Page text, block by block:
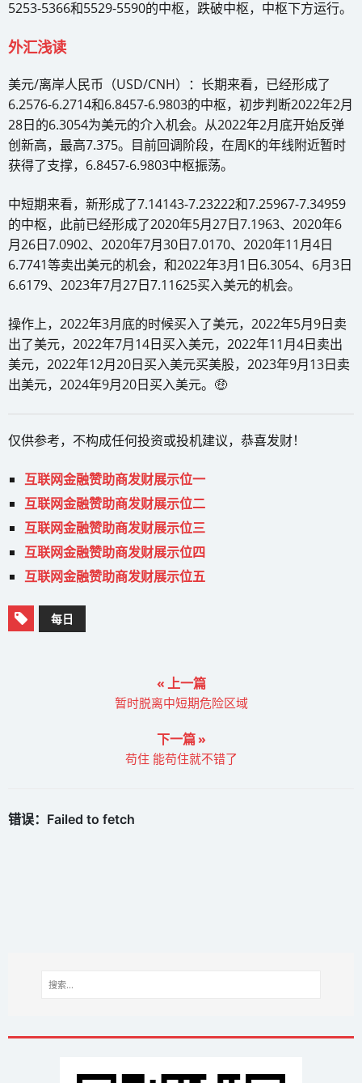
5253-5366和5529-5590的中枢，跌破中枢，中枢下方运行。
外汇浅读
美元/离岸人民币（USD/CNH）：长期来看，已经形成了
6.2576-6.2714和6.8457-6.9803的中枢，初步判断2022年2月
28日的6.3054为美元的介入机会。从2022年2月底开始反弹
创新高，最高7.375。目前回调阶段，在周K的年线附近暂时
获得了支撑，6.8457-6.9803中枢振荡。
中短期来看，新形成了7.14143-7.23222和7.25967-7.34959
的中枢，此前已经形成了2020年5月27日7.1963、2020年6
月26日7.0902、2020年7月30日7.0170、2020年11月4日
6.7741等卖出美元的机会，和2022年3月1日6.3054、6月3日
6.6179、2023年7月27日7.11625买入美元的机会。
操作上，2022年3月底的时候买入了美元，2022年5月9日卖
出了美元，2022年7月14日买入美元，2022年11月4日卖出
美元，2022年12月20日买入美元买美股，2023年9月13日卖
出美元，2024年9月20日买入美元。🤑
仅供参考，不构成任何投资或投机建议，恭喜发财！
互联网金融赞助商发财展示位一
互联网金融赞助商发财展示位二
互联网金融赞助商发财展示位三
互联网金融赞助商发财展示位四
互联网金融赞助商发财展示位五
每日
« 上一篇
暂时脱离中短期危险区域
下一篇 »
苟住 能苟住就不错了